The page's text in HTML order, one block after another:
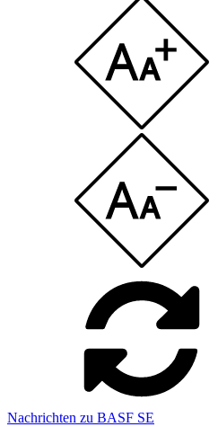
Nachrichten zu BASF SE